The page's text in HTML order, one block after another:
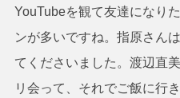
YouTubeを観て友達になり
ンが多いですね。指原さん
てくださいました。渡辺直
リ会って、それでご飯に行